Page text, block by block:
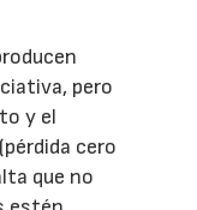
pero
y el
cero
que no